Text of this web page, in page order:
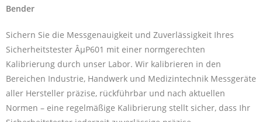
Bender
Sichern Sie die Messgenauigkeit und Zuverlässigkeit Ihres
Sicherheitstester ÂµP601 mit einer normgerechten
Kalibrierung durch unser Labor. Wir kalibrieren in den
Bereichen Industrie, Handwerk und Medizintechnik Messgeräte
aller Hersteller präzise, rückführbar und nach aktuellen
Normen – eine regelmäßige Kalibrierung stellt sicher, dass Ihr